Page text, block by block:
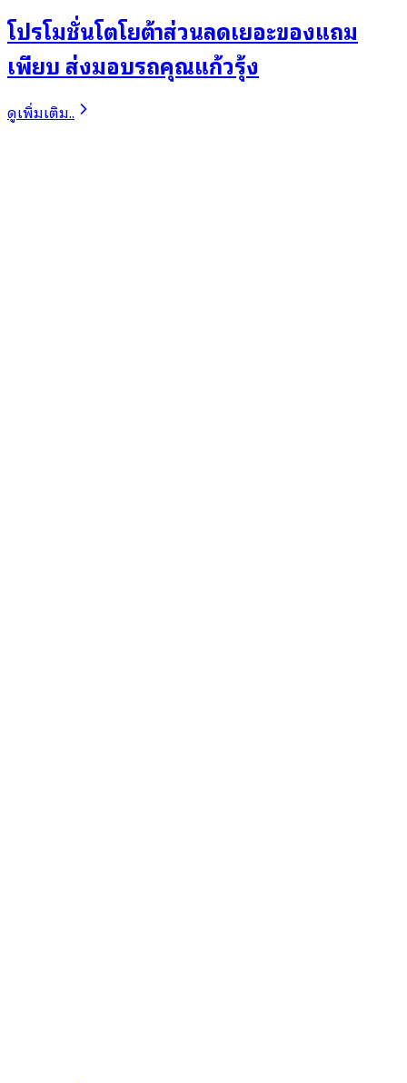
โปรโมชั่นโตโยต้าส่วนลดเยอะของแถม
เพียบ ส่งมอบรถคุณแก้วรุ้ง
ดูเพิ่มเติม..